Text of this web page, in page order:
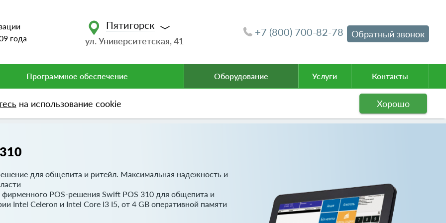
года
Пятигорск
ул. Университетская, 41
+7 (800) 700-82-78 Обратный звонок
Программное обеспечение Оборудование Услуги Контакты
Сенсорные моноблоки Swift
на использование cookie Хорошо
для общепита и ритейл. Максимальная надежность и
POS-решения Swift POS 310 для общепита и
Intel Celeron и Intel Core I3 I5, от 4 GB оперативной памяти